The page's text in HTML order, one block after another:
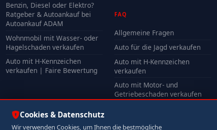
Benzin, Diesel oder Elektro?
Ratgeber & Autoankauf bei
Autoankauf ADAM
Wohnmobil mit Wasser- oder
Hagelschaden verkaufen
Auto mit H-Kennzeichen
verkaufen | Faire Bewertung
FAQ
Allgemeine Fragen
Auto für die Jagd verkaufen
Auto mit H-Kennzeichen
verkaufen
Auto mit Motor- und
Getriebeschaden verkaufen
Cookies & Datenschutz
Wir verwenden Cookies, um Ihnen die bestmögliche